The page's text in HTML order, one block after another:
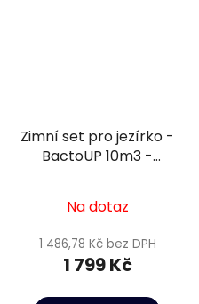
Zimní set pro jezírko -
BactoUP 10m3 -
Na dotaz
1 486,78 Kč bez DPH
1 799 Kč